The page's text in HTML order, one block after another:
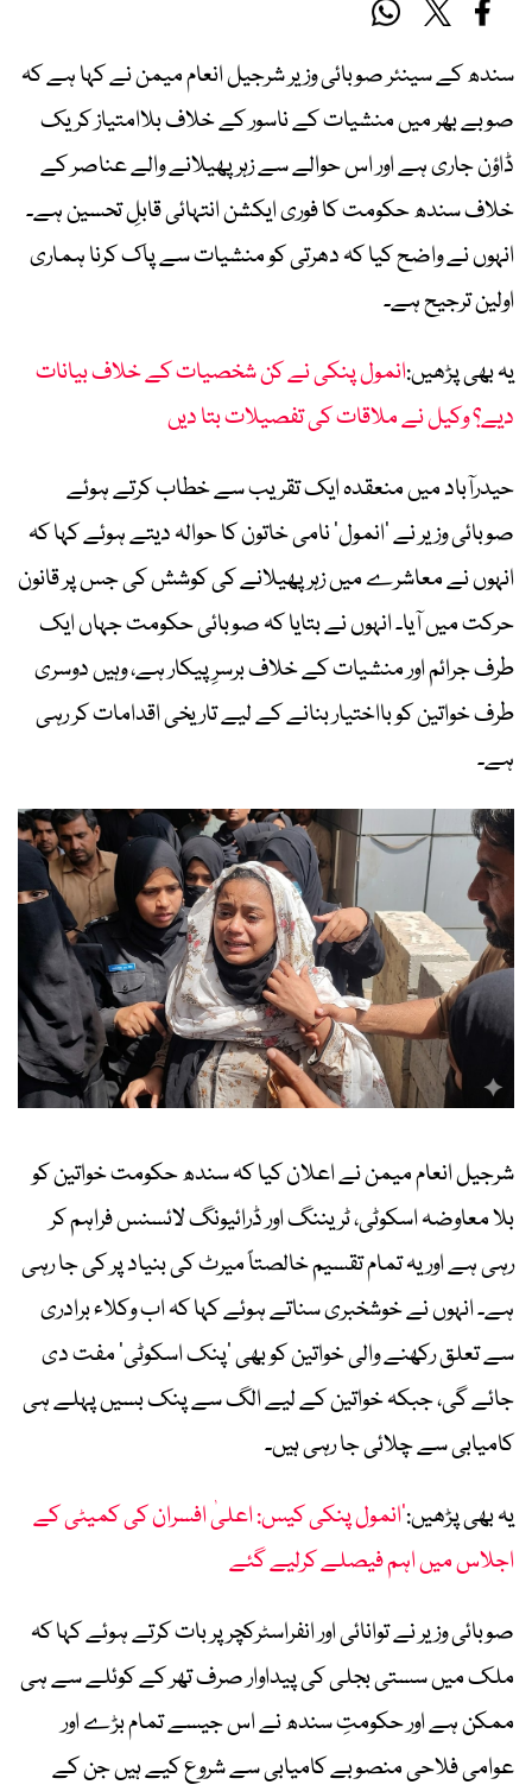
سندھ کے سینئر صوبائی وزیر شرجیل انعام میمن نے کہا ہے کہ
صوبے بھر میں منشیات کے ناسور کے خلاف بلاامتیاز کریک
ڈاؤن جاری ہے اور اس حوالے سے زہر پھیلانے والے عناصر کے
خلاف سندھ حکومت کا فوری ایکشن انتہائی قابلِ تحسین ہے۔
انہوں نے واضح کیا کہ دھرتی کو منشیات سے پاک کرنا ہماری
اولین ترجیح ہے۔
یہ بھی پڑھیں:انمول پنکی نے کن شخصیات کے خلاف بیانات
دیے؟ وکیل نے ملاقات کی تفصیلات بتا دیں
حیدرآباد میں منعقدہ ایک تقریب سے خطاب کرتے ہوئے
صوبائی وزیر نے ’انمول‘ نامی خاتون کا حوالہ دیتے ہوئے کہا کہ
انہوں نے معاشرے میں زہر پھیلانے کی کوشش کی جس پر قانون
حرکت میں آیا۔ انہوں نے بتایا کہ صوبائی حکومت جہاں ایک
طرف جرائم اور منشیات کے خلاف برسرِپیکار ہے، وہیں دوسری
طرف خواتین کو بااختیار بنانے کے لیے تاریخی اقدامات کر رہی
ہے۔
شرجیل انعام میمن نے اعلان کیا کہ سندھ حکومت خواتین کو
بلا معاوضہ اسکوٹی، ٹریننگ اور ڈرائیونگ لائسنس فراہم کر
رہی ہے اور یہ تمام تقسیم خالصتاً میرٹ کی بنیاد پر کی جا رہی
ہے۔ انہوں نے خوشخبری سناتے ہوئے کہا کہ اب وکلاء برادری
سے تعلق رکھنے والی خواتین کو بھی ‘پنک اسکوٹی’ مفت دی
جائے گی، جبکہ خواتین کے لیے الگ سے پنک بسیں پہلے ہی
کامیابی سے چلائی جا رہی ہیں۔
یہ بھی پڑھیں:’انمول پنکی کیس: اعلیٰ افسران کی کمیٹی کے
اجلاس میں اہم فیصلے کرلیے گئے
صوبائی وزیر نے توانائی اور انفراسٹرکچر پر بات کرتے ہوئے کہا کہ
ملک میں سستی بجلی کی پیداوار صرف تھر کے کوئلے سے ہی
ممکن ہے اور حکومتِ سندھ نے اس جیسے تمام بڑے اور
عوامی فلاحی منصوبے کامیابی سے شروع کیے ہیں جن کے